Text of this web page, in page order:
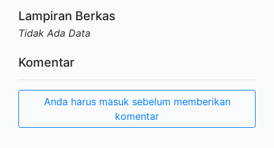
Lampiran Berkas
Tidak Ada Data
Komentar
Anda harus masuk sebelum memberikan
komentar